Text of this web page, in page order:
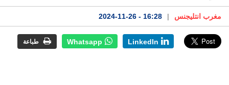
مغرب انتليجنس |
16:28 - 2024-11-26
LinkedIn
Whatsapp طباعة